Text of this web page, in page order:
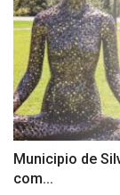
Municipio de
com...